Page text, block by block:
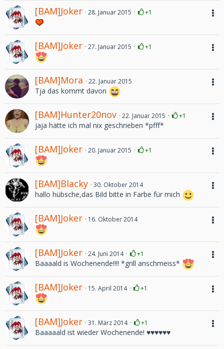
[BAM]Joker 28. Januar 2015 +1
[BAM]Joker 27. Januar 2015 +1
[BAM]Mora 22. Januar 2015
Tja das kommt davon
[BAM]Hunter20nov 22. Januar 2015 +1
jaja hätte ich mal nix geschrieben *pfff*
[BAM]Joker 20. Januar 2015 +1
[BAM]Blacky 30. Oktober 2014
hallo hübsche,das Bild bitte in Farbe für mich
[BAM]Joker 16. Oktober 2014
[BAM]Joker 24. Juni 2014 +1
Baaaald is Wochenende!!!! *grill anschmeiss*
[BAM]Joker 15. April 2014 +1
[BAM]Joker 31. März 2014 +1
Baaaaald ist wieder Wochenende! ♥♥♥♥♥♥